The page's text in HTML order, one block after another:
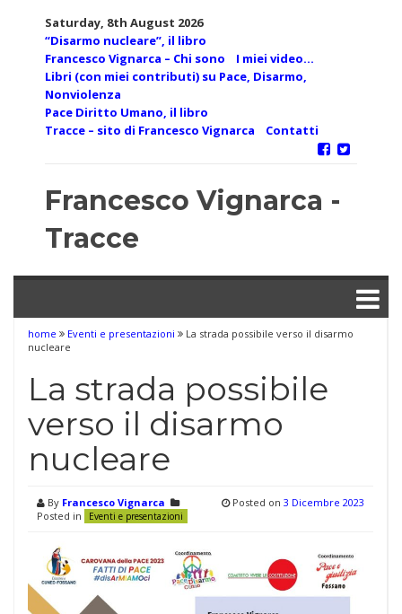
Saturday, 8th August 2026
“Disarmo nucleare”, il libro
Francesco Vignarca – Chi sono
I miei video…
Libri (con miei contributi) su Pace, Disarmo,
Nonviolenza
Pace Diritto Umano, il libro
Tracce – sito di Francesco Vignarca
Contatti
Francesco Vignarca -
Tracce
home Eventi e presentazioni
La strada possibile verso il disarmo
nucleare
La strada possibile
verso il disarmo
nucleare
By Francesco Vignarca
Posted in
Eventi e presentazioni
Posted on 3 Dicembre 2023